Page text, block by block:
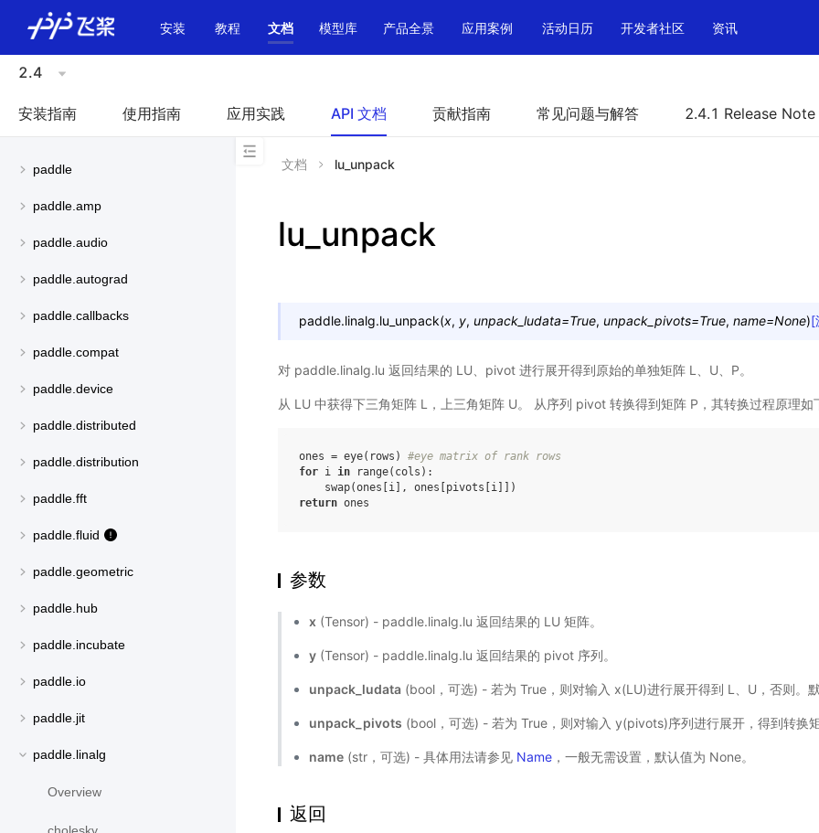
安装
教程 文档 模型库 产品全景 应用案例 活动日历 开发者社区 资讯
2.4
安装指南 使用指南 应用实践 API 文档 贡献指南 常见问题与解答 2.4.1 Release Note
paddle
paddle.amp
paddle.audio
paddle.autograd
paddle.callbacks
paddle.compat
paddle.device
paddle.distributed
paddle.distribution
paddle.fft
paddle.fluid
paddle.geometric
paddle.hub
paddle.incubate
paddle.io
paddle.jit
paddle.linalg
Overview
文档 lu_unpack
lu_unpack
paddle.linalg.lu_unpack(x, y, unpack_ludata=True, unpack_pivots=True, name=None)[
对 paddle.linalg.lu 返回结果的 LU、pivot 进行展开得到原始的单独矩阵 L、U、P。
从 LU 中获得下三角矩阵 L，上三角矩阵 U。 从序列 pivot 转换得到矩阵 P，其转换过程原理如
ones = eye(rows) #eye matrix of rank rows
for i in range(cols):
return
参数
x (Tensor) - paddle.linalg.lu 返回结果的 LU 矩阵。
y (Tensor) - paddle.linalg.lu 返回结果的 pivot 序列。
unpack_ludata (bool，可选) - 若为 True，则对输入 x(LU)进行展开得到 L、U，否则。
unpack_pivots (bool，可选) - 若为 True，则对输入 y(pivots)序列进行展开，得到转换
name (str，可选) - 具体用法请参见 Name ，一般无需设置，默认值为 None。
返回